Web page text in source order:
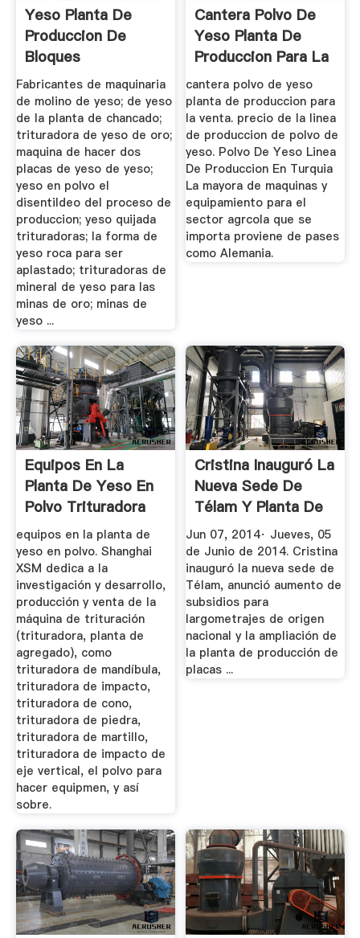
Yeso Planta De
Produccion De
Bloques
Fabricantes de maquinaria
de molino de yeso; de yeso
de la planta de chancado;
trituradora de yeso de oro;
maquina de hacer dos
placas de yeso de yeso;
yeso en polvo el
disentildeo del proceso de
produccion; yeso quijada
trituradoras; la forma de
yeso roca para ser
aplastado; trituradoras de
mineral de yeso para las
minas de oro; minas de
yeso ...
Cantera Polvo De
Yeso Planta De
Produccion Para La
Venta
cantera polvo de yeso
planta de produccion para
la venta. precio de la linea
de produccion de polvo de
yeso. Polvo De Yeso Linea
De Produccion En Turquia
La mayora de maquinas y
equipamiento para el
sector agrcola que se
importa proviene de pases
como Alemania.
Equipos En La
Planta De Yeso En
Polvo Trituradora
De Cono
equipos en la planta de
yeso en polvo. Shanghai
XSM dedica a la
investigación y desarrollo,
producción y venta de la
máquina de trituración
(trituradora, planta de
agregado), como
trituradora de mandíbula,
trituradora de impacto,
trituradora de cono,
trituradora de piedra,
trituradora de martillo,
trituradora de impacto de
eje vertical, el polvo para
hacer equipmen, y así
sobre.
Cristina Inauguró La
Nueva Sede De
Télam Y Planta De
...
Jun 07, 2014· Jueves, 05
de Junio de 2014. Cristina
inauguró la nueva sede de
Télam, anunció aumento de
subsidios para
largometrajes de origen
nacional y la ampliación de
la planta de producción de
placas ...